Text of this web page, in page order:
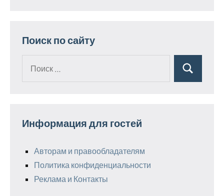
Поиск по сайту
Поиск
Информация для гостей
Авторам и правообладателям
Политика конфиденциальности
Реклама и Контакты